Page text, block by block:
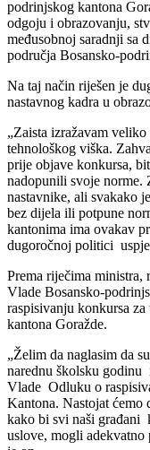
Na jučerašnjem presu
sport Bosansko-
o dugogodišnjem
obrazovnim
Goražde, kao i o načinu
Kako ističe ministar, u
škola, školskim
obrazovanje, analizirana
viška u školama na